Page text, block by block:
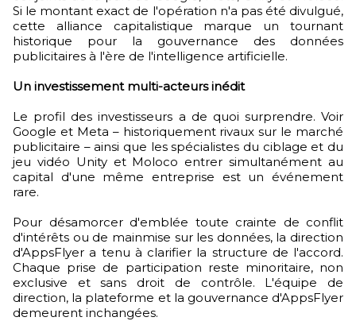
Si le montant exact de l'opération n'a pas été divulgué,
cette alliance capitalistique marque un tournant
historique pour la gouvernance des données
publicitaires à l'ère de l'intelligence artificielle.
Un investissement multi-acteurs inédit
Le profil des investisseurs a de quoi surprendre. Voir
Google et Meta – historiquement rivaux sur le marché
publicitaire – ainsi que les spécialistes du ciblage et du
jeu vidéo Unity et Moloco entrer simultanément au
capital d'une même entreprise est un événement
rare.
Pour désamorcer d'emblée toute crainte de conflit
d'intérêts ou de mainmise sur les données, la direction
d'AppsFlyer a tenu à clarifier la structure de l'accord.
Chaque prise de participation reste minoritaire, non
exclusive et sans droit de contrôle. L'équipe de
direction, la plateforme et la gouvernance d'AppsFlyer
demeurent inchangées.